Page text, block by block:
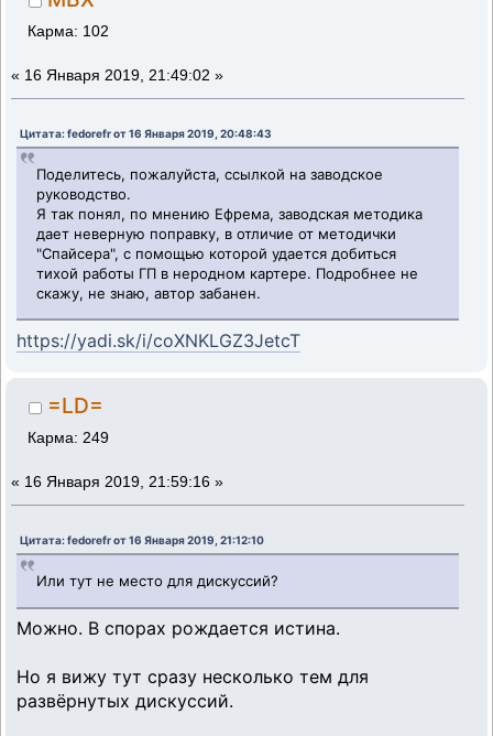
Карма: 102
« 16 Января 2019, 21:49:02 »
Цитата: fedorefr от 16 Января 2019, 20:48:43
Поделитесь, пожалуйста, ссылкой на заводское
руководство.
Я так понял, по мнению Ефрема, заводская методика
дает неверную поправку, в отличие от методички
"Спайсера", с помощью которой удается добиться
тихой работы ГП в неродном картере. Подробнее не
скажу, не знаю, автор забанен.
https://yadi.sk/i/coXNKLGZ3JetcT
=LD=
Карма: 249
« 16 Января 2019, 21:59:16 »
Цитата: fedorefr от 16 Января 2019, 21:12:10
Или тут не место для дискуссий?
Можно. В спорах рождается истина.
Но я вижу тут сразу несколько тем для
развёрнутых дискуссий.